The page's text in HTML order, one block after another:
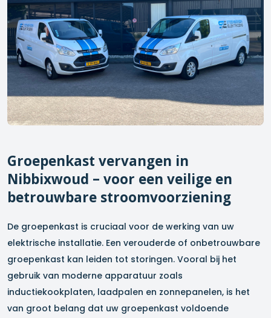
Groepenkast vervangen in
Nibbixwoud – voor een veilige en
betrouwbare stroomvoorziening
De groepenkast is cruciaal voor de werking van uw
elektrische installatie. Een verouderde of onbetrouwbare
groepenkast kan leiden tot storingen. Vooral bij het
gebruik van moderne apparatuur zoals
inductiekookplaten, laadpalen en zonnepanelen, is het
van groot belang dat uw groepenkast voldoende